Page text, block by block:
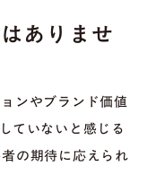
ありませ
ンやブランド価値
ていないと感じる
の期待に応えられ